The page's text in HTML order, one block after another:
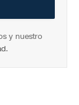
y nuestro
.